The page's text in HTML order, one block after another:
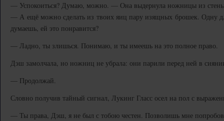
— Успокоиться? Думаю, можно. — Она выдернула ножницы из
— А ещё можно сделать из твоих яиц пару изящных брошек. Одну
думаешь, ей это понравится?
— Ладно, ты злишься. Понимаю, и ты имеешь на это полное право.
Дэш замолчала, но ножниц не убрала: они парили перед ней в
— Продолжай.
Словно получив тайный сигнал, Лукинг Гласс осел на пол с
— Ты права, Дэш, я не был с тобою честен. Позволишь мне